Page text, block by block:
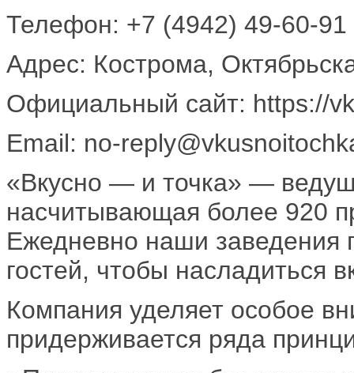
Телефон: +7 (4942) 49-60-91
Адрес: Кострома,
Официальный сайт: https://
Email: no-
​«Вкусно — и точка» —
насчитывающая более 920
Ежедневно наши заведения
гостей, чтобы насладиться
Компания уделяет особое
придерживается ряда